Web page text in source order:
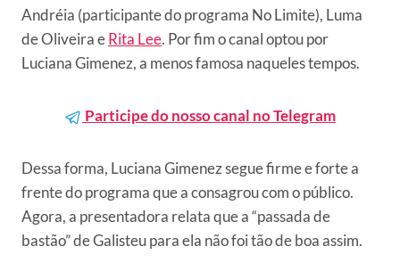
Andréia (participante do programa No Limite), Luma
de Oliveira eRita Lee. Por fim o canal optou por
Luciana Gimenez, a menos famosa naqueles tempos.
Participe do nosso canal no Telegram
Dessa forma, Luciana Gimenez segue firme e forte a
frente do programa que a consagrou com o público.
Agora, a presentadora relata que a “passada de
bastão” de Galisteu para ela não foi tão de boa assim.